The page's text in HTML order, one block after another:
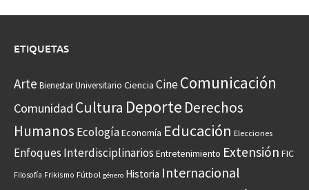
ETIQUETAS
Arte Bienestar Universitario Ciencia CineComunicación
Comunidad Cultura Deporte Derechos
Humanos EcologíaEconomía Educación Elecciones
Enfoques Interdisciplinarios Entretenimiento Extensión FIC
Filosofía Frikismo Fútbol género Historia Internacional